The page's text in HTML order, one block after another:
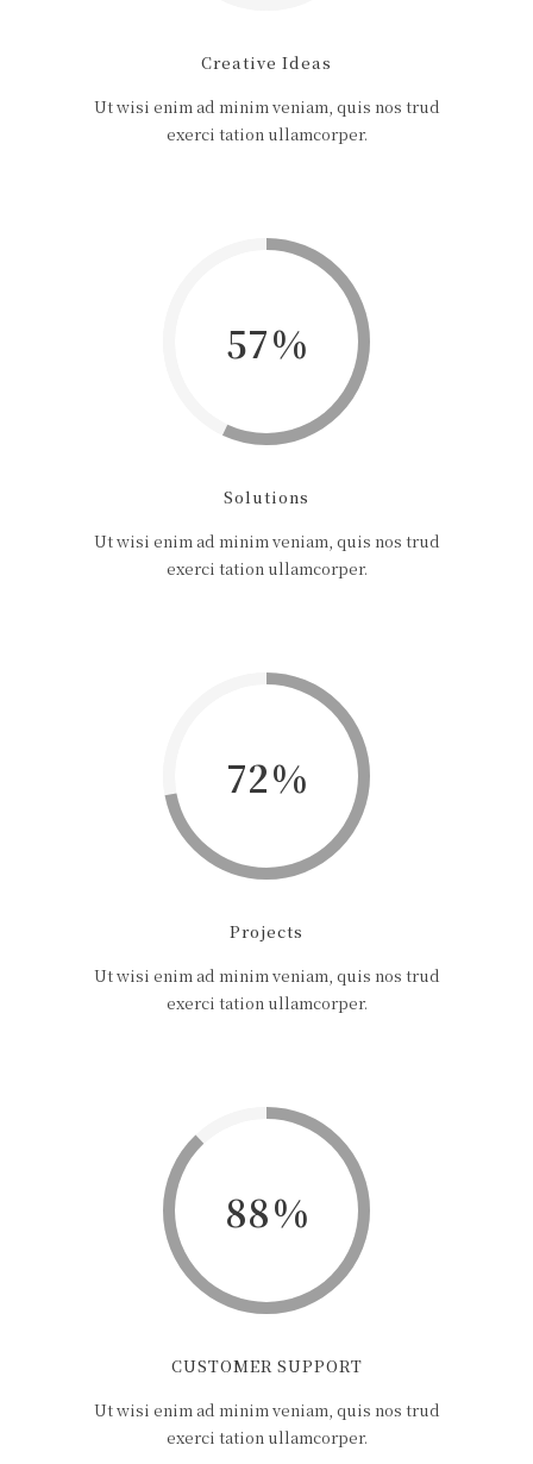
Creative Ideas
Ut wisi enim ad minim veniam, quis nos trud
exerci tation ullamcorper.
57
Solutions
Ut wisi enim ad minim veniam, quis nos trud
exerci tation ullamcorper.
72
Projects
Ut wisi enim ad minim veniam, quis nos trud
exerci tation ullamcorper.
88
CUSTOMER SUPPORT
Ut wisi enim ad minim veniam, quis nos trud
exerci tation ullamcorper.